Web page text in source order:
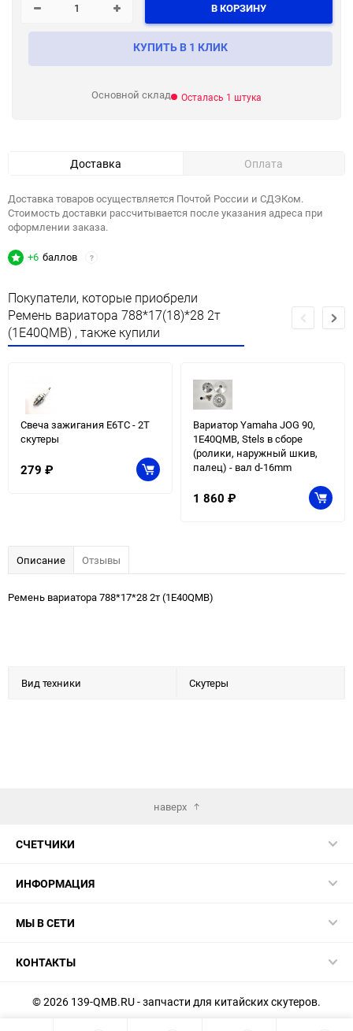
В КОРЗИНУ
КУПИТЬ В 1 КЛИК
Основной склад Осталась 1 штука
Доставка Оплата
Доставка товаров осуществляется Почтой России и СДЭКом.
Стоимость доставки рассчитывается после указания адреса при
оформлении заказа.
+6 баллов ?
Покупатели, которые приобрели
Ремень вариатора 788*17(18)*28 2т
(1E40QMB) , также купили
Свеча зажигания E6TC - 2Т
скутеры
279 ₽
Вариатор Yamaha JOG 90,
1E40QMB, Stels в сборе
(ролики, наружный шкив,
палец) - вал d-16mm
1 860 ₽
Описание Отзывы
Ремень вариатора 788*17*28 2т (1E40QMB)
Вид техники Скутеры
наверх
СЧЕТЧИКИ
ИНФОРМАЦИЯ
МЫ В СЕТИ
КОНТАКТЫ
© 2026 139-QMB.RU - запчасти для китайских скутеров.